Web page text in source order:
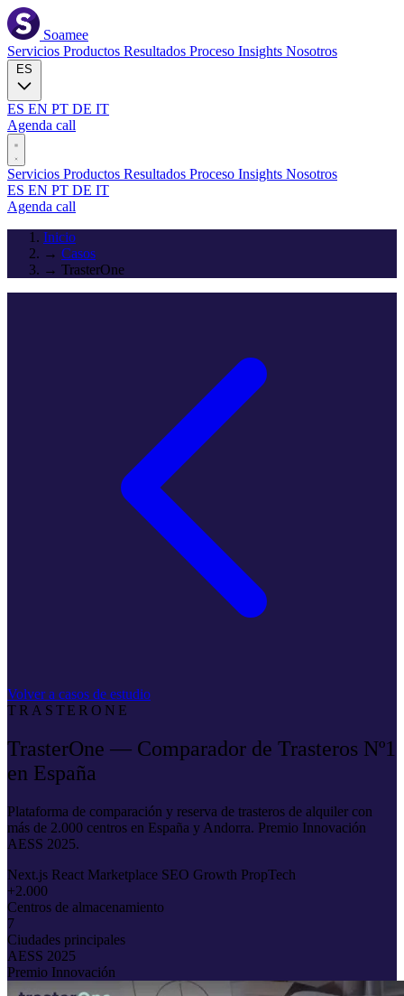
Soamee
Servicios Productos Resultados Proceso Insights Nosotros
ES EN PT DE IT
Agenda call
Servicios Productos Resultados Proceso Insights Nosotros
ES EN PT DE IT
Agenda call
Inicio
→ Casos
→ TrasterOne
Volver a casos de estudio
TRASTERONE
TrasterOne — Comparador de Trasteros Nº1
en España
Plataforma de comparación y reserva de trasteros de alquiler con
más de 2.000 centros en España y Andorra. Premio Innovación
AESS 2025.
Next.js React Marketplace SEO Growth PropTech
+2.000
Centros de almacenamiento
7
Ciudades principales
AESS 2025
Premio Innovación